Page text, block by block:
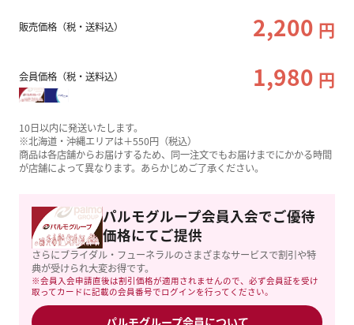
販売価格（税・送料込） 2,200 円
会員価格（税・送料込） 1,980 円
10日以内に発送いたします。
※北海道・沖縄エリアは＋550円（税込）
商品は各店舗からお届けするため、同一注文でもお届けまでにかかる時間
が店舗によって異なります。あらかじめご了承ください。
パルモグループ会員入会でご優待
価格にてご提供
さらにブライダル・フューネラルのさまざまなサービスで割引や特
典が受けられ大変お得です。
※会員入会申請直後は割引価格が適用されませんので、必ず会員証を受け
取ってカードに記載の会員番号でログインを行ってください。